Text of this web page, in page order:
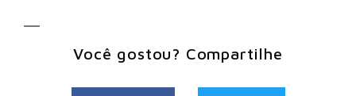
Você gostou? Compartilhe